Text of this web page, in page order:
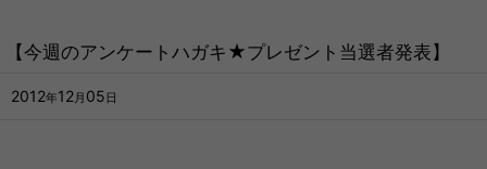
【今週のアンケートハガキ★プレゼント当選者発表】
2012年12月 05 日